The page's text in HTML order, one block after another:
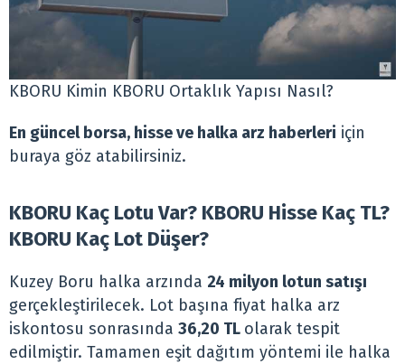
KBORU Kimin KBORU Ortaklık Yapısı Nasıl?
En güncel borsa, hisse ve halka arz haberleri için
buraya göz atabilirsiniz.
KBORU Kaç Lotu Var? KBORU Hisse Kaç TL?
KBORU Kaç Lot Düşer?
Kuzey Boru halka arzında 24 milyon lotun satışı
gerçekleştirilecek. Lot başına fiyat halka arz
iskontosu sonrasında 36,20 TL olarak tespit
edilmiştir. Tamamen eşit dağıtım yöntemi ile halka